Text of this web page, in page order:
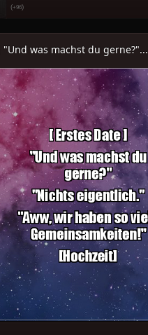
(+96)
"Und was machst du gerne?"...